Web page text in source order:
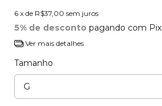
6 x de R$37,00 sem juros
5% de desconto pagando com Pix
Ver mais detalhes
Tamanho